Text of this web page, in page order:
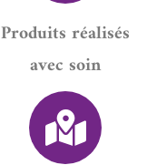
Produits réalisés
avec soin